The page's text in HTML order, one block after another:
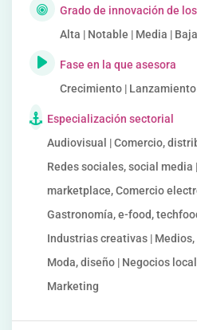
Grado de innovación de
Alta | Notable | Media | Baja
Fase en la que asesora
Crecimiento | Lanzamiento
Especialización sectorial
Audiovisual | Comercio,
Redes sociales, social media
marketplace, Comercio
Gastronomía, e-food,
Industrias creativas |
Moda, diseño | Negocios
Marketing